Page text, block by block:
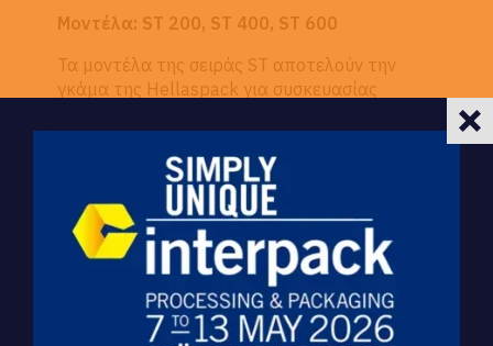
Μοντέλα: ST 200, ST 400, ST 600
Τα μοντέλα της σειράς ST αποτελούν την
γκάμα της Ηellaspack για συσκευασίας
τσαγιού και άλλων παρόμοιων προϊόντων σε
συσκευασίες stick.
Η ST200 Διαθέτει δύο ενσωματωμένα
φορμάτα διαμόρφωσης και γεμίσματος της
σακούλας(stick).
Ο χειριστής έχει τη δυνατότητα να
μεταβάλλει το μήκος της σακούλας(stick).